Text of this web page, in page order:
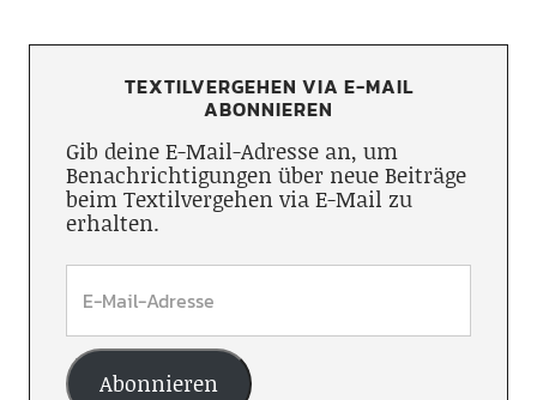
TEXTILVERGEHEN VIA E-MAIL
ABONNIEREN
Gib deine E-Mail-Adresse an, um
Benachrichtigungen über neue Beiträge
beim Textilvergehen via E-Mail zu
erhalten.
Abonnieren